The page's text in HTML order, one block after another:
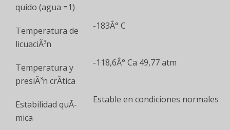
quido (agua =1)
Temperatura de
licuaciÃ³n
-183Â° C
Temperatura y
presiÃ³n crÃ­tica
-118,6Â° Ca 49,77 atm
Estabilidad quÃ­
mica
Estable en condiciones normales